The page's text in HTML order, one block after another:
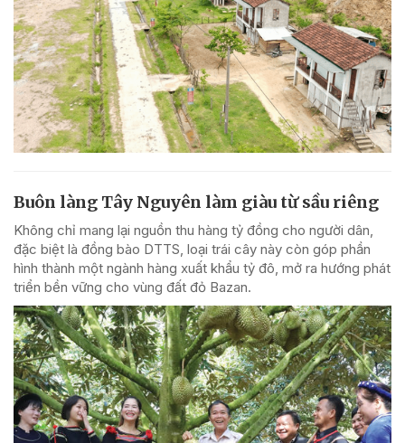
Buôn làng Tây Nguyên làm giàu từ sầu riêng
Không chỉ mang lại nguồn thu hàng tỷ đồng cho người dân,
đặc biệt là đồng bào DTTS, loại trái cây này còn góp phần
hình thành một ngành hàng xuất khẩu tỷ đô, mở ra hướng phát
triển bền vững cho vùng đất đỏ Bazan.